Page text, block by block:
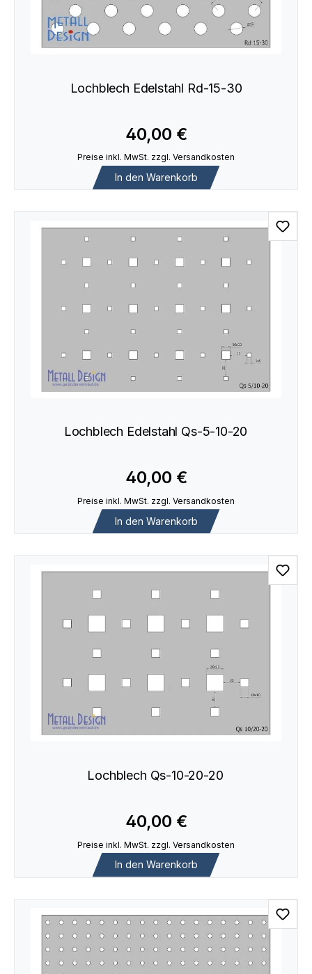
Lochblech Edelstahl Rd-15-30
40,00 €
Preise inkl. MwSt. zzgl. Versandkosten
In den Warenkorb
Lochblech Edelstahl Qs-5-10-20
40,00 €
Preise inkl. MwSt. zzgl. Versandkosten
In den Warenkorb
Lochblech Qs-10-20-20
40,00 €
Preise inkl. MwSt. zzgl. Versandkosten
In den Warenkorb